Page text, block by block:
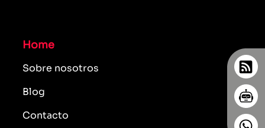
Home
Sobre nosotros
Blog
Contacto